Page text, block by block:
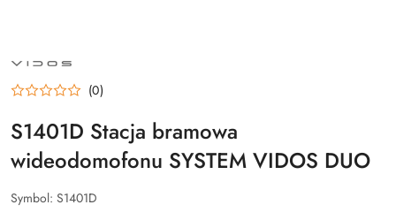
NAZWA
PRODUCENTA:
VIDOS
(0)
S1401D Stacja bramowa
wideodomofonu SYSTEM VIDOS DUO
Symbol: S1401D